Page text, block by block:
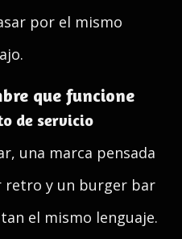
por el mismo
que funcione
de servicio
una marca pensada
retro y un burger bar
el mismo lenguaje.